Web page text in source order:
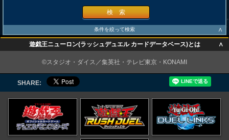
検 索
条件を絞って検索 ∧
遊戯王ニューロン(ラッシュデュエル カードデータベース)とは ∧
©スタジオ・ダイス／集英社・テレビ東京・KONAMI
SHARE: